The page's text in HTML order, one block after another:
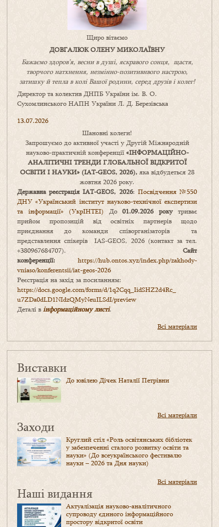
Щиро вітаємо
ДОВГАЛЮК ОЛЕНУ МИКОЛАЇВНУ
Бажаємо здоров’я, весни в душі, яскравого сонця, щастя,
творчого натхнення, незмінно-позитивнвого настрою,
затишкуйтепла в коліВашоїродини, серед друзів і колег!
Директор та колектив ДНПБ України ім. В. О.
Сухомлинського НАПН України Л. Д. Березівська
13.07.2026
Шановні колеги!
Запрошуємо до активної участі у Другій Міжнародній
науково-практичній конференції «ІНФОРМАЦІЙНО-
АНАЛІТИЧНІ ТРЕНДИ ГЛОБАЛЬНОЇ ВІДКРИТОЇ
ОСВІТИ І НАУКИ» (IAT-GEOS, 2026),яка відбудеться 28
жовтня 2026 року.
Державна реєстрація IAT-GEOS, 2026: Посвідчення №550
ДНУ «Український інститут науково-технічної експертизи
та інформації» (УкрІНТЕІ) До01.09.2026 рокутриває
прийом пропозицій від освітніх партнерів щодо
приєднання до команди співорганізаторів та
представлення спікерів IAS-GEOS, 2026 (контакт за тел.
+380967684707). Сайт
конференції: https://hub.ontos.xyz/index.php/zakhody-
vniaso/konferentsii/iat-geos-2026
Реєстрація на захід за посиланням:
https://docs.google.com/forms/d/1q2Cqq_IidSHZ2d4Rc_
u7ZDa0dLD1NIdzQMyNeuILSdI/preview
Деталі в інформаційному листі.
Всі матеріали
Виставки
До ювілею Дічек Наталії Петрівни
Всі матеріали
Заходи
Круглий стіл «Роль освітянських бібліотек
у забезпеченні сталого розвитку освіти та
науки» (До всеукраїнського фестивалю
науки – 2026 та Дня науки)
Всі матеріали
Наші видання
Актуалізація науково-аналітичного
супроводу єдиного інформаційного
простору відкритої освіти